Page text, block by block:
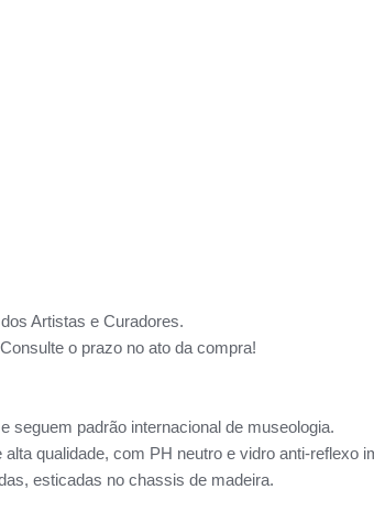
Artistas e Curadores.
o prazo no ato da compra!
seguem padrão internacional de museologia.
qualidade, com PH neutro e vidro anti-reflexo
esticadas no chassis de madeira.